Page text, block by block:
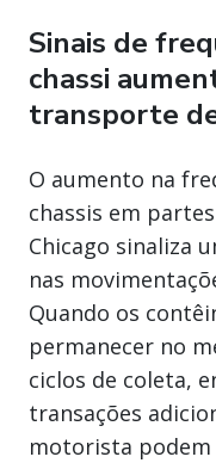
Sinais de
chassi
transporte
O aumento na
chassis em
Chicago sinaliza
nas
Quando os
permanecer no
ciclos de coleta,
transações
motorista